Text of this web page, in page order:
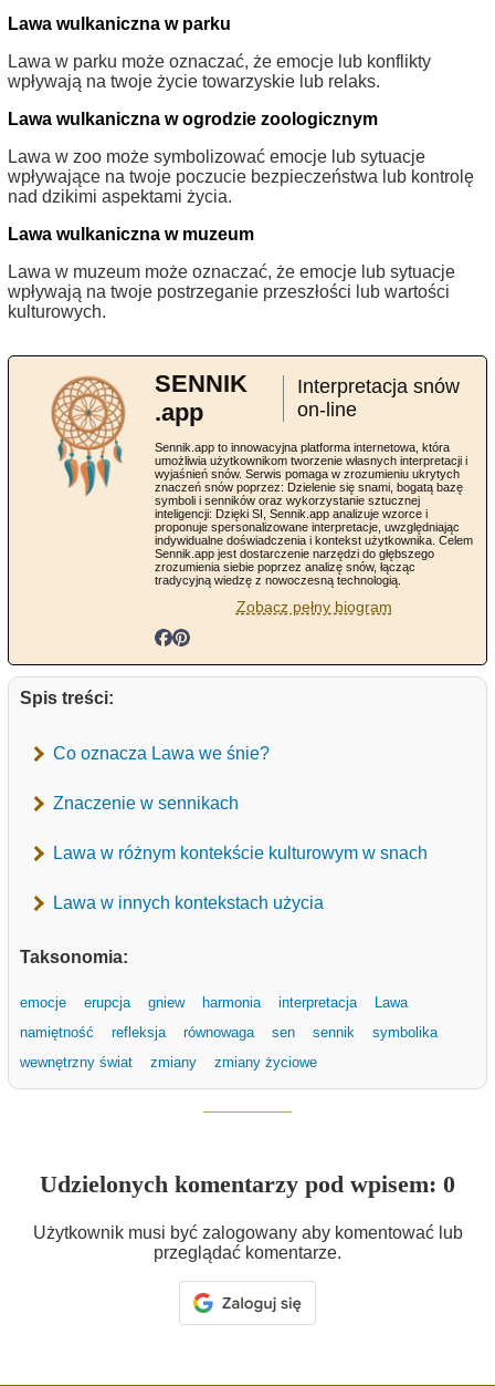
Lawa wulkaniczna w parku
Lawa w parku może oznaczać, że emocje lub konflikty
wpływają na twoje życie towarzyskie lub relaks.
Lawa wulkaniczna w ogrodzie zoologicznym
Lawa w zoo może symbolizować emocje lub sytuacje
wpływające na twoje poczucie bezpieczeństwa lub kontrolę
nad dzikimi aspektami życia.
Lawa wulkaniczna w muzeum
Lawa w muzeum może oznaczać, że emocje lub sytuacje
wpływają na twoje postrzeganie przeszłości lub wartości
kulturowych.
SENNIK
.app
Interpretacja snów
on-line
Sennik.app to innowacyjna platforma internetowa, która
umożliwia użytkownikom tworzenie własnych interpretacji i
wyjaśnień snów. Serwis pomaga w zrozumieniu ukrytych
znaczeń snów poprzez: Dzielenie się snami, bogatą bazę
symboli i senników oraz wykorzystanie sztucznej
inteligencji: Dzięki SI, Sennik.app analizuje wzorce i
proponuje spersonalizowane interpretacje, uwzględniając
indywidualne doświadczenia i kontekst użytkownika. Celem
Sennik.app jest dostarczenie narzędzi do głębszego
zrozumienia siebie poprzez analizę snów, łącząc
tradycyjną wiedzę z nowoczesną technologią.
Zobacz pełny biogram
Spis treści:
Co oznacza Lawa we śnie?
Znaczenie w sennikach
Lawa w różnym kontekście kulturowym w snach
Lawa w innych kontekstach użycia
Taksonomia:
emocje erupcja gniew harmonia interpretacja
Lawa
namiętność
refleksja równowaga sen sennik
symbolika
wewnętrzny świat
zmiany zmiany życiowe
Udzielonych komentarzy pod wpisem: 0
Użytkownik musi być zalogowany aby komentować lub
przeglądać komentarze.